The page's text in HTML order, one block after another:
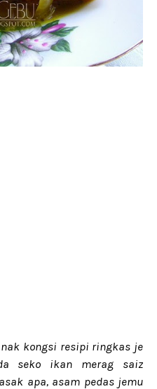
kongsi resipi ringkas je
seko ikan merag saiz
apa, asam pedas jemu